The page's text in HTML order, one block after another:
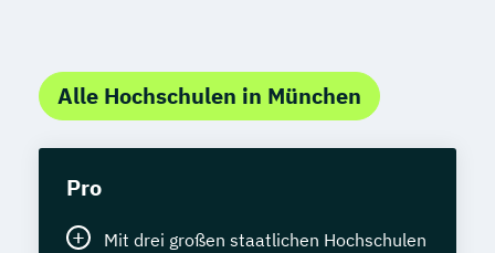
Alle Hochschulen in München
Pro
Mit drei großen staatlichen Hochschulen